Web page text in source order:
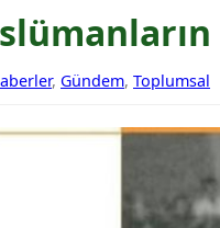
, Gündem, Toplumsal